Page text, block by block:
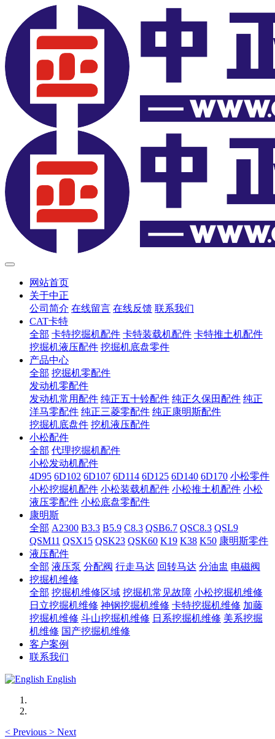
网站首页
关于中正
公司简介 在线留言 在线反馈 联系我们
CAT卡特
全部 卡特挖掘机配件 卡特装载机配件 卡特推土机配件
挖掘机液压配件 挖掘机底盘零件
产品中心
全部 挖掘机零配件
发动机零配件
发动机常用配件 纯正五十铃配件 纯正久保田配件 纯正
洋马零配件 纯正三菱零配件 纯正康明斯配件
挖掘机底盘件 挖机液压配件
小松配件
全部 代理挖掘机配件
小松发动机配件
4D95 6D102 6D107 6D114 6D125 6D140 6D170 小松零件
小松挖掘机配件 小松装载机配件 小松推土机配件 小松
液压零配件 小松底盘零配件
康明斯
全部 A2300 B3.3 B5.9 C8.3 QSB6.7 QSC8.3 QSL9
QSM11 QSX15 QSK23 QSK60 K19 K38 K50 康明斯零件
液压配件
全部 液压泵 分配阀 行走马达 回转马达 分油盅 电磁阀
挖掘机维修
全部 挖掘机维修区域 挖掘机常见故障 小松挖掘机维修
日立挖掘机维修 神钢挖掘机维修 卡特挖掘机维修 加藤
挖掘机维修 斗山挖掘机维修 日系挖掘机维修 美系挖掘
机维修 国产挖掘机维修
客户案例
联系我们
English
< Previous > Next